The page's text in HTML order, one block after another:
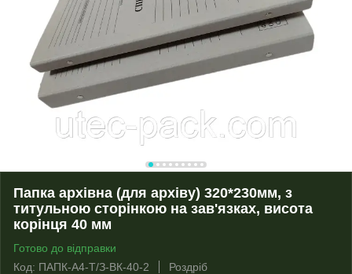
Папка архівна (для архіву) 320*230мм, з
титульною сторінкою на зав'язках, висота
корінця 40 мм
Готово до відправки
Код: ПАПК-А4-Т/З-ВК-40-2
Роздріб